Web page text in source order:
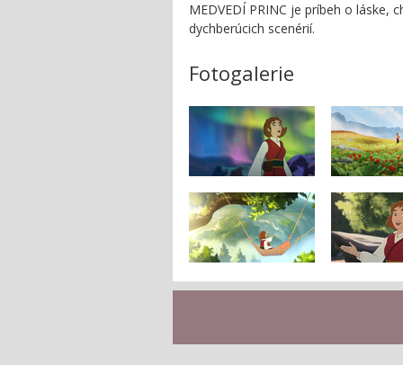
MEDVEDÍ PRINC je príbeh o láske,
dychberúcich scenérií.
Fotogalerie